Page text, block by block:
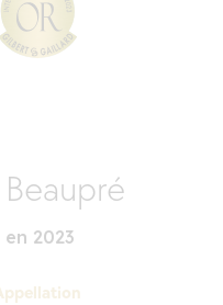
2023